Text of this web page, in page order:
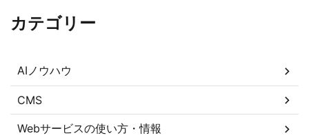
カテゴリー
AIノウハウ
CMS
Webサービスの使い方・情報